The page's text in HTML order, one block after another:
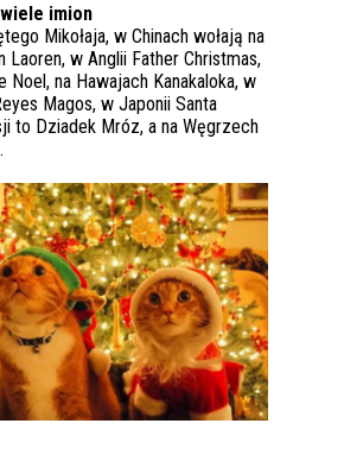
imion
Mikołaja, w Chinach wołają na
Laoren, w Anglii Father Christmas,
Noel, na Hawajach Kanakaloka, w
Magos, w Japonii Santa
to Dziadek Mróz, a na Węgrzech